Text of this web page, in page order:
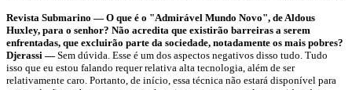
Revista Submarino — O que é o "Admirável Mundo Novo", de Aldous
Huxley, para o senhor? Não acredita que existirão barreiras a serem
enfrentadas, que excluirão parte da sociedade, notadamente os mais pobres?
Djerassi — Sem dúvida. Esse é um dos aspectos negativos disso tudo. Tudo
isso que eu estou falando requer relativa alta tecnologia, além de ser
relativamente caro. Portanto, de início, essa técnica não estará disponível para